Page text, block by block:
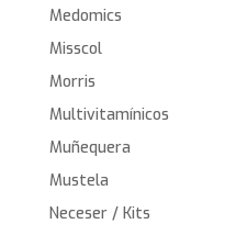
Medomics
Misscol
Morris
Multivitamínicos
Muñequera
Mustela
Neceser / Kits